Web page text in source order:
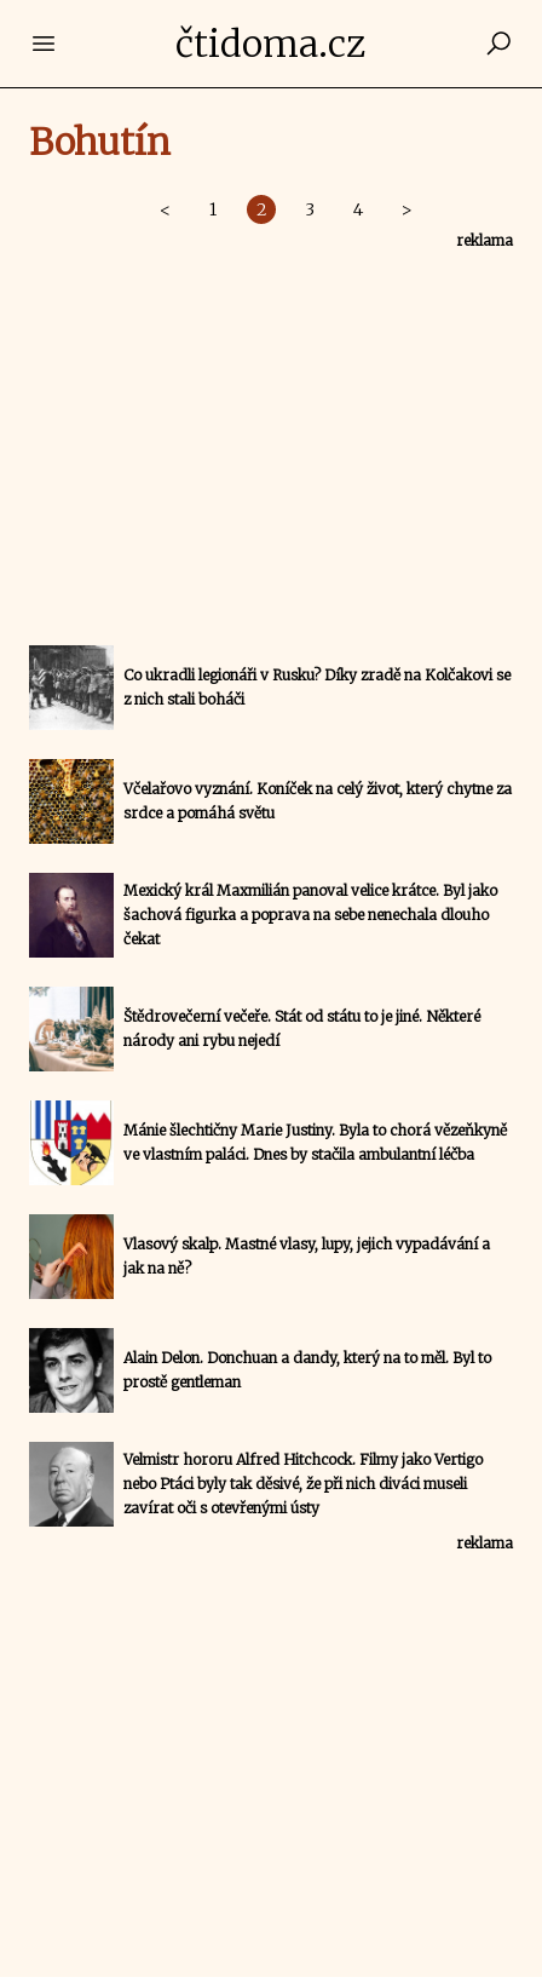
Open main menučtidoma.cz
Bohutín
< 1 2 3 4 >
reklama
Co ukradli legionáři v Rusku? Díky zradě na Kolčakovi se
z nich stali boháči
Včelařovo vyznání. Koníček na celý život, který chytne za
srdce a pomáhá světu
Mexický král Maxmilián panoval velice krátce. Byl jako
šachová figurka a poprava na sebe nenechala dlouho
čekat
Štědrovečerní večeře. Stát od státu to je jiné. Některé
národy ani rybu nejedí
Mánie šlechtičny Marie Justiny. Byla to chorá vězeňkyně
ve vlastním paláci. Dnes by stačila ambulantní léčba
Vlasový skalp. Mastné vlasy, lupy, jejich vypadávání a
jak na ně?
Alain Delon. Donchuan a dandy, který na to měl. Byl to
prostě gentleman
Velmistr hororu Alfred Hitchcock. Filmy jako Vertigo
nebo Ptáci byly tak děsivé, že při nich diváci museli
zavírat oči s otevřenými ústy
reklama